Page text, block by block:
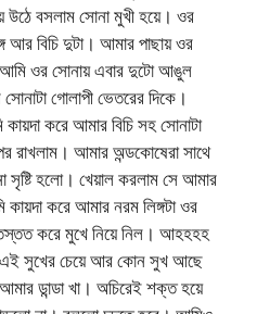
উঠে বসলাম সোনা মুখী হয়ে। ওর
আর বিচি দুটা। আমার পাছায় ওর
ওর সোনায় এবার দুটো আঙুল
গোলাপী ভেতরের দিকে।
করে আমার বিচি সহ সোনাটা
রাখলাম। আমার অন্ডকোষেরা সাথে
সৃষ্টি হলো। খেয়াল করলাম সে আমার
করে আমার নরম লিঙ্গটা ওর
করে মুখে নিয়ে নিল। আহহহহ
এই সুখের চেয়ে আর কোন সুখ আছে
ডান্ডা খা। অচিরেই শক্ত হয়ে